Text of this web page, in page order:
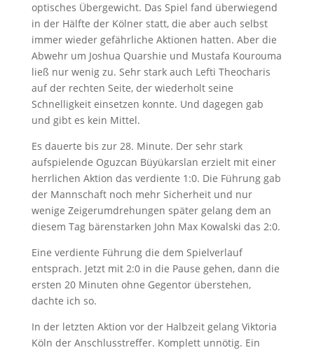
optisches Übergewicht. Das Spiel fand überwiegend
in der Hälfte der Kölner statt, die aber auch selbst
immer wieder gefährliche Aktionen hatten. Aber die
Abwehr um Joshua Quarshie und Mustafa Kourouma
ließ nur wenig zu. Sehr stark auch Lefti Theocharis
auf der rechten Seite, der wiederholt seine
Schnelligkeit einsetzen konnte. Und dagegen gab
und gibt es kein Mittel.
Es dauerte bis zur 28. Minute. Der sehr stark
aufspielende Oguzcan Büyükarslan erzielt mit einer
herrlichen Aktion das verdiente 1:0. Die Führung gab
der Mannschaft noch mehr Sicherheit und nur
wenige Zeigerumdrehungen später gelang dem an
diesem Tag bärenstarken John Max Kowalski das 2:0.
Eine verdiente Führung die dem Spielverlauf
entsprach. Jetzt mit 2:0 in die Pause gehen, dann die
ersten 20 Minuten ohne Gegentor überstehen,
dachte ich so.
In der letzten Aktion vor der Halbzeit gelang Viktoria
Köln der Anschlusstreffer. Komplett unnötig. Ein